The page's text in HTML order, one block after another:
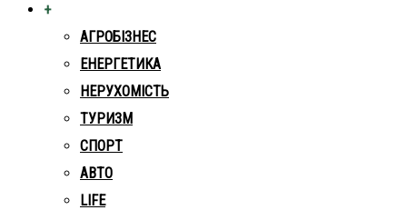
+
АГРОБІЗНЕС
ЕНЕРГЕТИКА
НЕРУХОМІСТЬ
ТУРИЗМ
СПОРТ
АВТО
LIFE